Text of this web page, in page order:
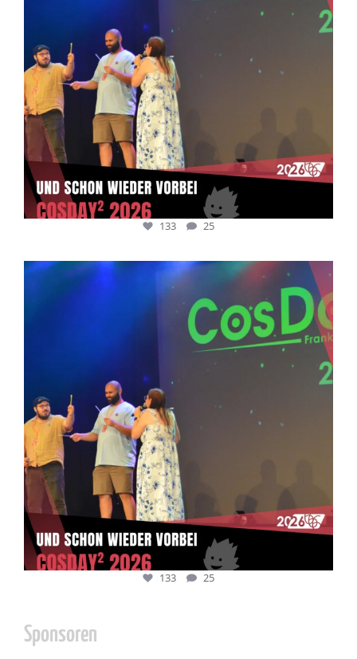
133 25
cosday
Juli 5
133 25
133 25
Sponsoren